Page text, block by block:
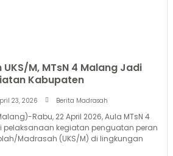
M, MTsN 4 Malang Jadi
Kabupaten
23, 2026 Berita Madrasah
Rabu, 22 April 2026, Aula MTsN 4
pelaksanaan kegiatan penguatan peran
Madrasah (UKS/M) di lingkungan